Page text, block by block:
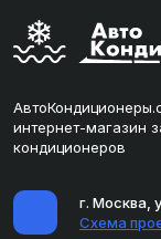
интернет-магазин
кондиционеров
г. Москва,
Схема